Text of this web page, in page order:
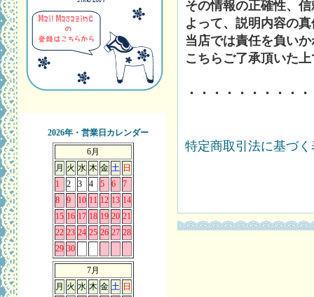
2026年・営業日カレンダー
6月
月 火 水 木 金 土 日
1
2 3 4 5 6
7
8
9 10 11 12 13 14
15 16 17 18 19 20 21
22 23 24 25 26 27 28
29 30
7月
月 火 水 木 金 土 日
その情報の正確性、
よって、説明内容の
当店では責任を負い
こちらご了承頂いた
・・・・・・・・・
特定商取引法に基づ